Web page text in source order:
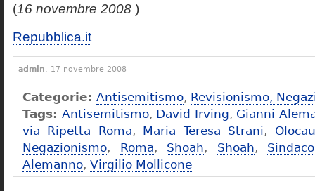
(16 novembre 2008 )
Repubblica.it
admin, 17 novembre 2008
Categorie: Antisemitismo, Revisionismo,
Tags: Antisemitismo, David Irving, Gianni
via Ripetta Roma, Maria Teresa Strani,
Negazionismo, Roma, Shoah, Shoah,
Alemanno, Virgilio Mollicone